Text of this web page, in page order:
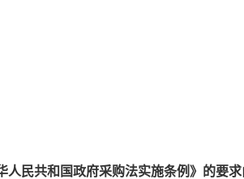
民共和国政府采购法实施条例》的要